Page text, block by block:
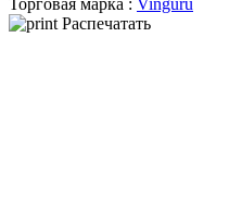
Распечатать